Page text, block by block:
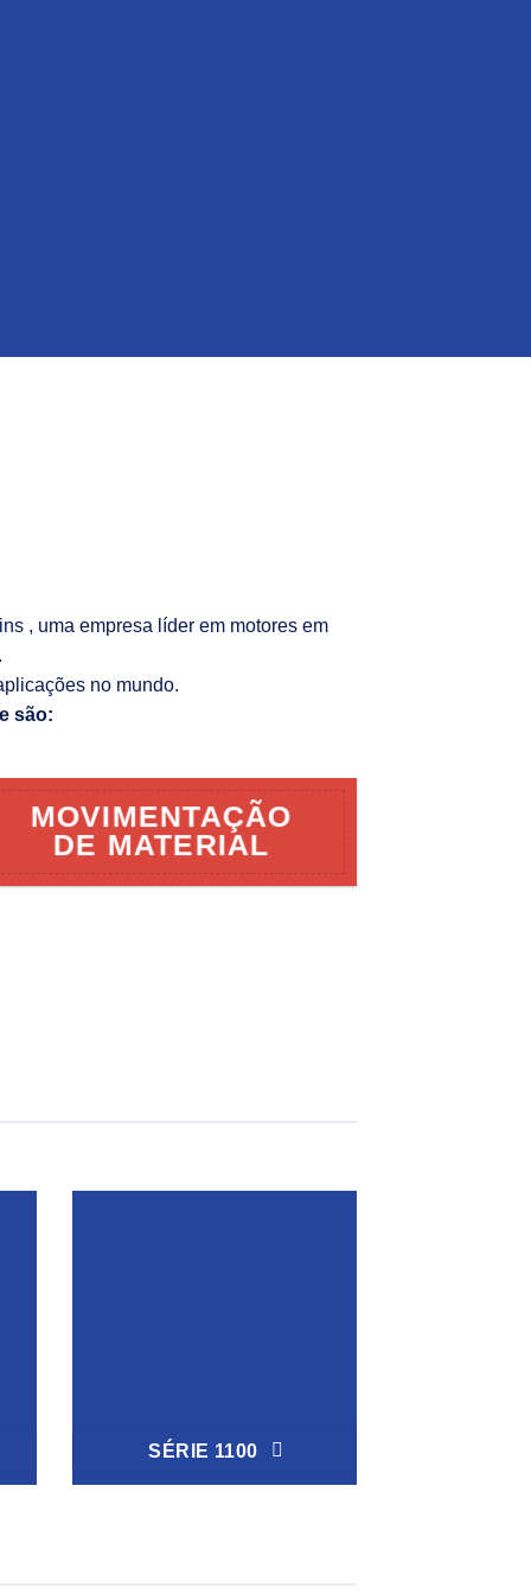
, uma empresa líder em motores em
no mundo.
são:
MOVIMENTAÇÃO
DE MATERIAL
SÉRIE 1100